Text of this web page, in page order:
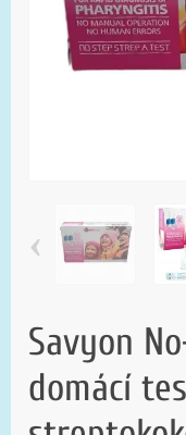
‹
Savyon
domácí